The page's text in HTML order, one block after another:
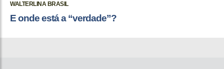
WALTERLINA BRASIL
E onde está a “verdade”?